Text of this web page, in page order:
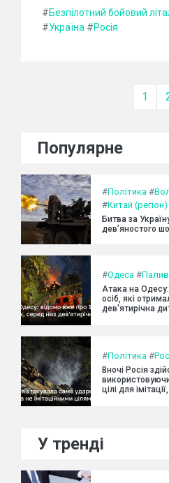
#Безпілотний бойовий
#Україна #Росія
1
Популярне
#Політика #
#Китай (регіон)
Битва за
дев’яностого
#Одеса #
Атака на Одесу:
осіб, які
дев'ятирічна
#Політика #
Вночі Росія
цілі для
У тренді